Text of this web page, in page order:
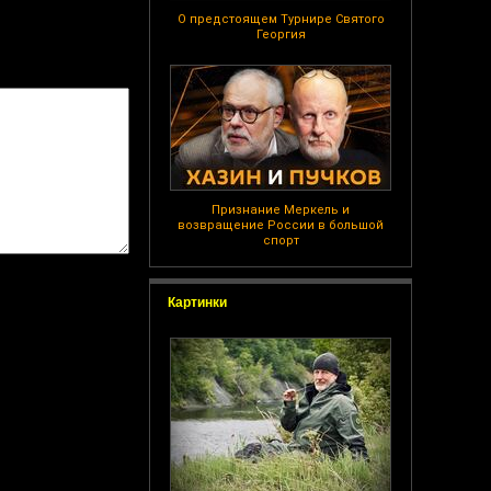
О предстоящем Турнире Святого
Георгия
Признание Меркель и
возвращение России в большой
спорт
Картинки